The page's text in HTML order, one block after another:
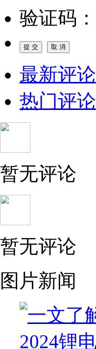
验证码：
最新评论
热门评论
暂无评论
暂无评论
图片新闻